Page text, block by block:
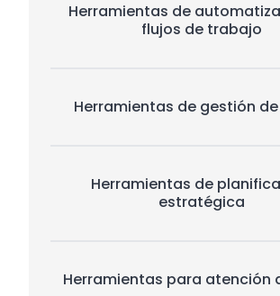
Herramientas de
flujos de trabajo
Herramientas de gestión
Herramientas de
estratégica
Herramientas para atención